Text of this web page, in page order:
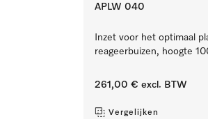
APLW 040
Inzet voor het optimaal
reageerbuizen, hoogte
261,00 € excl. BTW
Vergelijken